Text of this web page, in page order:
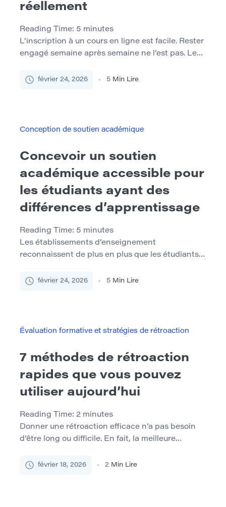
réellement
Reading Time: 5 minutes
L’inscription à un cours en ligne est facile. Rester
engagé semaine après semaine ne l’est pas. Les
d’apprentissage en ligne sont souvent à la traîne
progressivement de participer – est courant. Le
février 24, 2026 5 Min Lire
Conception de soutien académique
Concevoir un soutien
académique accessible pour
les étudiants ayant des
différences d’apprentissage
Reading Time: 5 minutes
Les établissements d’enseignement
reconnaissent de plus en plus que les étudiants
variations de vitesse de traitement, d’attention,
Concevoir un soutien académique accessible
février 24, 2026 5 Min Lire
Évaluation formative et stratégies de rétroaction
7 méthodes de rétroaction
rapides que vous pouvez
utiliser aujourd’hui
Reading Time: 2 minutes
Donner une rétroaction efficace n’a pas besoin
d’être long ou difficile. En fait, la meilleure
immédiate. Vous trouverez ci-dessous 7
février 18, 2026 2 Min Lire